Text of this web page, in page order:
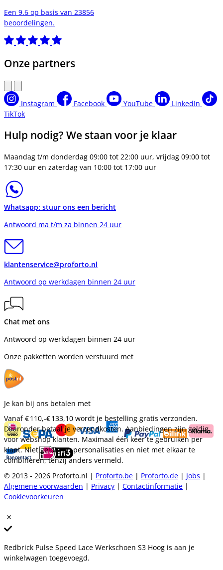
Een 9.6 op basis van 23856
beoordelingen.
Onze partners
Instagram Facebook YouTube
LinkedIn
TikTok
Hulp nodig? We staan voor je klaar
Maandag t/m donderdag 09:00 tot 22:00 uur, vrijdag 09:00 tot
17:30 uur en zaterdag van 10:00 tot 17:00 uur
Whatsapp: stuur ons een bericht
Antwoord ma t/m za binnen 24 uur
klantenservice@proforto.nl
Antwoord op werkdagen binnen 24 uur
Chat met ons
Antwoord op werkdagen binnen 24 uur
Onze pakketten worden verstuurd met
Je kan bij ons betalen met
Vanaf€ 110,-€ 133,10 wordt je bestelling gratis verzonden.
Daaronder betaal je verzendkosten. Aanbiedingen zijn geldig
voor webshop klanten. Maximaal één keer te gebruiken per
klant. Niet geldig op personalisaties en niet met elkaar te
combineren, tenzij anders vermeld.
© 2013 - 2026 Proforto.nl | Proforto.be | Proforto.de | Jobs |
Algemene voorwaarden | Privacy | Contactinformatie |
Cookievoorkeuren
Redbrick Pulse Speed Lace Werkschoen S3 Hoog is aan je
winkelwagen toegevoegd.